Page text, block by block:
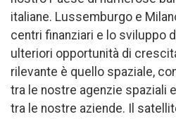
italiane. Lussemburgo e
centri finanziari e lo sviluppo
ulteriori opportunità di
rilevante è quello spaziale,
tra le nostre agenzie spaziali
tra le nostre aziende. Il